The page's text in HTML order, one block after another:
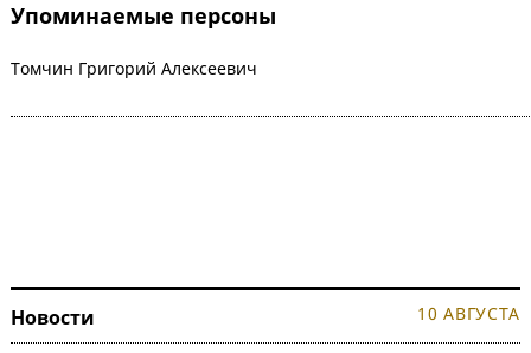
Упоминаемые персоны
Томчин Григорий Алексеевич
Новости 10 АВГУСТА